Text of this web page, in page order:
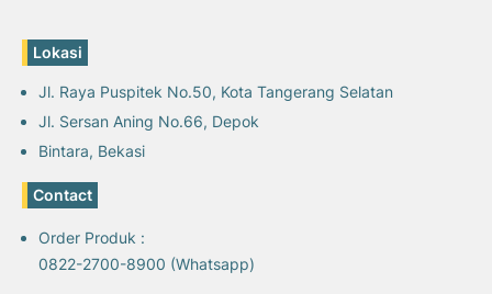
Lokasi
Jl. Raya Puspitek No.50, Kota Tangerang Selatan
Jl. Sersan Aning No.66, Depok
Bintara, Bekasi
Contact
Order Produk :
0822-2700-8900 (Whatsapp)